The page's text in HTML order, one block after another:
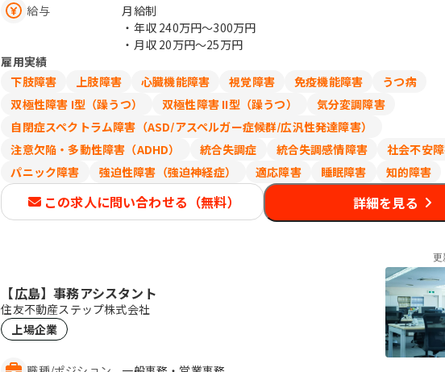
給与
月給制
・年収 240万円〜300万円
・月収 20万円〜25万円
雇用実績
下肢障害
上肢障害 心臓機能障害 視覚障害 免疫機能障害
うつ病
双極性障害 I型（躁うつ）
双極性障害 II型（躁うつ）
気分変調障害
自閉症スペクトラム障害（ASD/アスペルガー症候群/広汎性発達障害）
注意欠陥・多動性障害（ADHD）
統合失調症 統合失調感情障害
社会不安
パニック障害
強迫性障害（強迫神経症） 適応障害 睡眠障害 知的障害
この求人に問い合わせる（無料） 詳細を見る
更
【広島】事務アシスタント
住友不動産ステップ株式会社
上場企業